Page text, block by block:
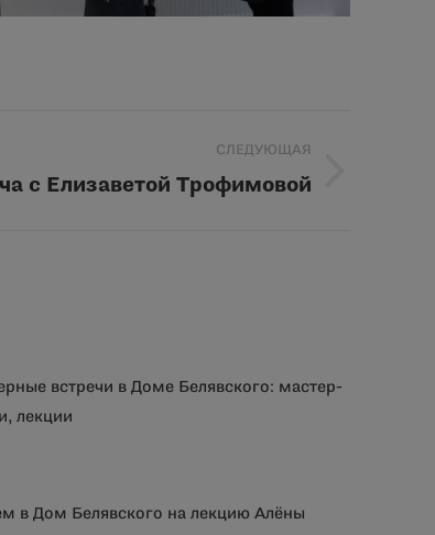
СЛЕДУЮЩАЯ
с Елизаветой Трофимовой
встречи в Доме Белявского: мастер-
лекции
в Дом Белявского на лекцию Алёны